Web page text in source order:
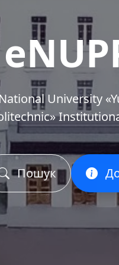
University
Пошук